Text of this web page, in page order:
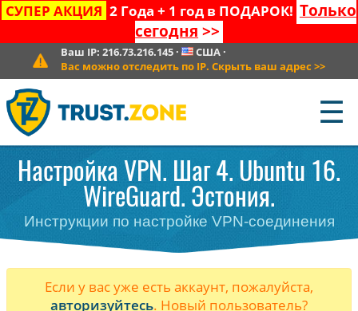
СУПЕР АКЦИЯ 2 Года + 1 год в ПОДАРОК! Только
сегодня >>
Ваш IP: 216.73.216.145· США·
Вас можно отследить по IP. Скрыть ваш адрес >>
☰
Настройка VPN. Шаг 4. Ubuntu 16.
WireGuard. Эстония.
Инструкции по настройке VPN-соединения
Если у вас уже есть аккаунт, пожалуйста,
авторизуйтесь. Новый пользователь?